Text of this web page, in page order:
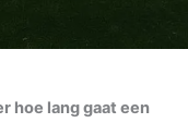
hoe lang gaat een